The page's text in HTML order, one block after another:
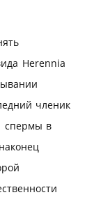
Herennia
членик
спермы в